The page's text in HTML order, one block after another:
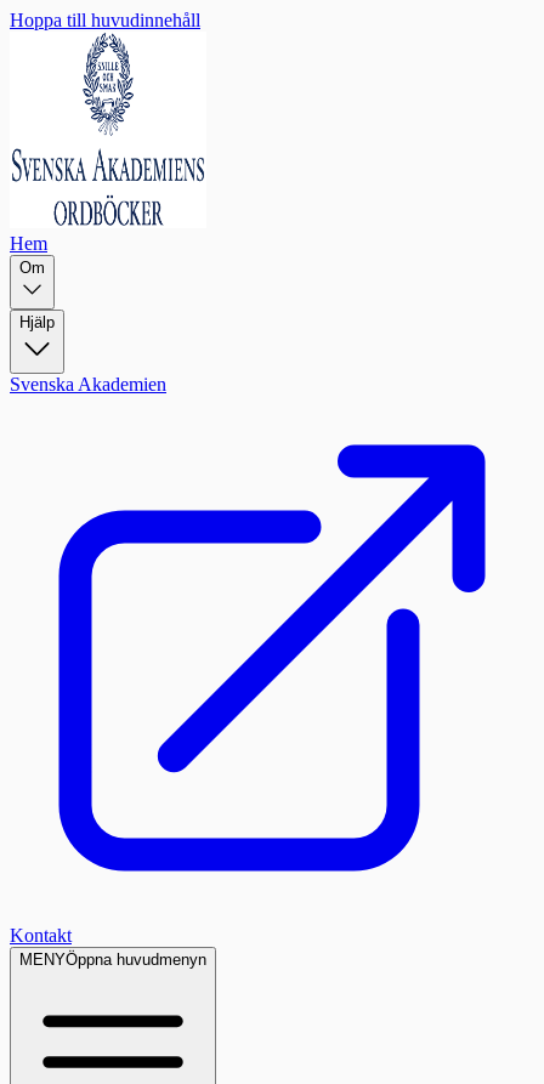
Hoppa till huvudinnehåll
Hem
Om
Hjälp
Svenska Akademien
Kontakt
MENYÖppna huvudmenyn